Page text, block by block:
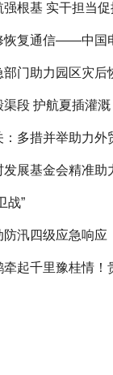
部门助力园区灾后
渠段 护航夏插灌溉
：多措并举助力外
战”
防汛四级应急响应